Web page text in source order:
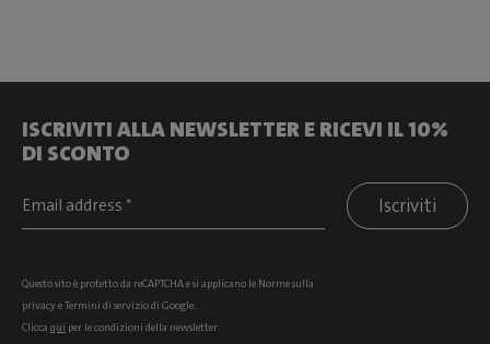
ISCRIVITI ALLA NEWSLETTER E RICEVI IL 10%
DI SCONTO
Iscriviti
Questo sito è protetto da reCAPTCHA e si applicano le Norme sulla
privacyeTermini di serviziodi Google.
Clicca qui per le condizioni della newsletter